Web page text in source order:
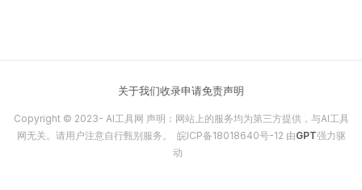
关于我们收录申请免责声明
Copyright © 2023- AI工具网 声明：网站上的服务均为第三方提供，与AI工具
网无关。请用户注意自行甄别服务。 皖ICP备18018640号-12 由GPT强力驱
动